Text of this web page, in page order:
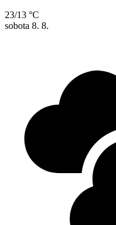
23/13 °C
sobota 8. 8.